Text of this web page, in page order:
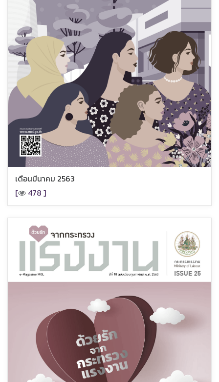
เดือนมีนาคม 2563
[
478 ]